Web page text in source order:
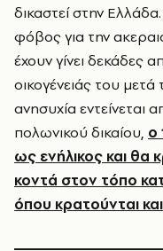
δικαστεί στην
φόβος για την
έχουν γίνει δεκάδες
οικογένειάς του
ανησυχία εντείνεται
πολωνικού δικαίου, ο
ως ενήλικος και θα
κοντά στον τόπο
όπου κρατούνται